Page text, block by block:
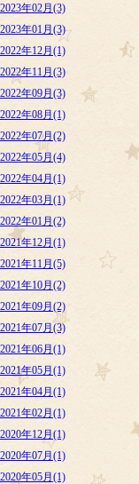
2023年02月(3)
2023年01月(3)
2022年12月(1)
2022年11月(3)
2022年09月(3)
2022年08月(1)
2022年07月(2)
2022年05月(4)
2022年04月(1)
2022年03月(1)
2022年01月(2)
2021年12月(1)
2021年11月(5)
2021年10月(2)
2021年09月(2)
2021年07月(3)
2021年06月(1)
2021年05月(1)
2021年04月(1)
2021年02月(1)
2020年12月(1)
2020年07月(1)
2020年05月(1)